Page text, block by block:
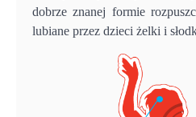
dobrze znanej formie
lubiane przez dzieci żelki i